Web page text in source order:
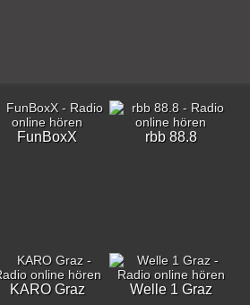
FunBoxX rbb 88.8
KARO Graz Welle 1 Graz